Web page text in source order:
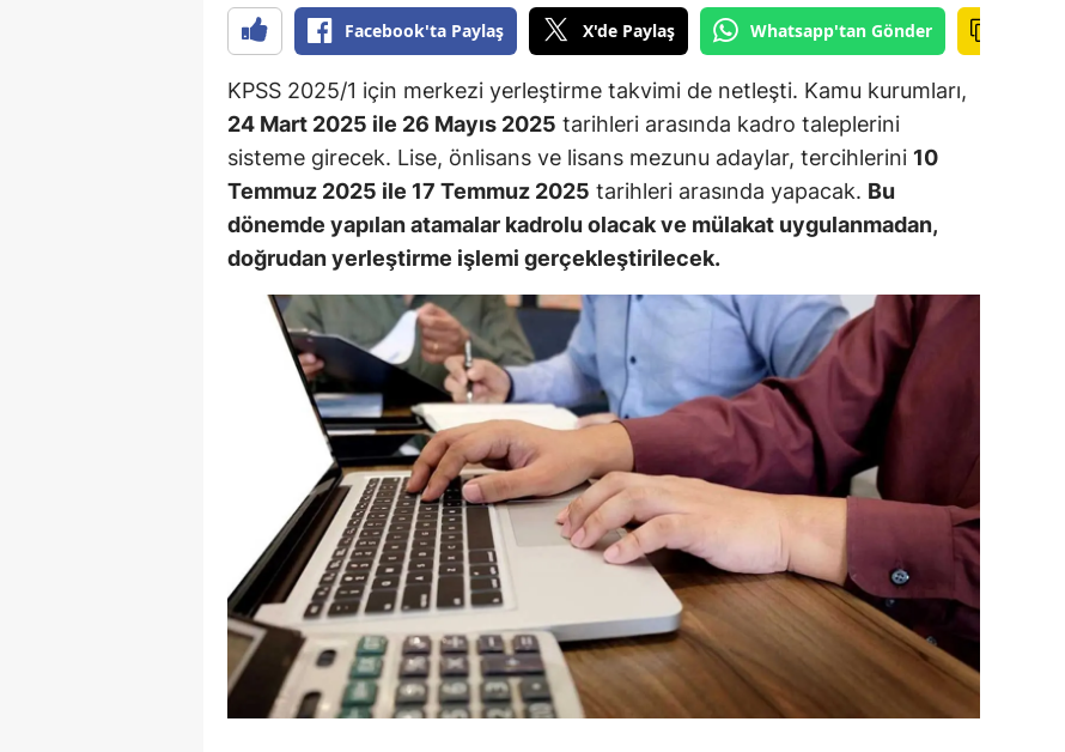
Çanakkale
Çankırı
Çorum
Denizli
Edirne
Elazığ
Erzincan
Erzurum
Eskişehir
Gaziantep
Giresun
Hakkari
Hatay
Facebook'ta Paylaş X'de Paylaş Whatsapp'tan Gönder
KPSS 2025/1 için merkezi yerleştirme takvimi de netleşti. Kamu kurumları,
24 Mart 2025 ile 26 Mayıs 2025 tarihleri arasında kadro taleplerini
sisteme girecek. Lise, önlisans ve lisans mezunu adaylar, tercihlerini 10
Temmuz 2025 ile 17 Temmuz 2025 tarihleri arasında yapacak. Bu
dönemde yapılan atamalar kadrolu olacak ve mülakat uygulanmadan,
doğrudan yerleştirme işlemi gerçekleştirilecek.